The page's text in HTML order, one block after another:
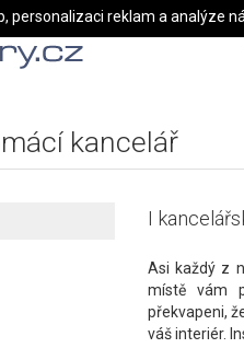
kancelář
I
Asi každý z
místě vám
překvapeni,
váš interiér.
personalizaci reklam a analýze